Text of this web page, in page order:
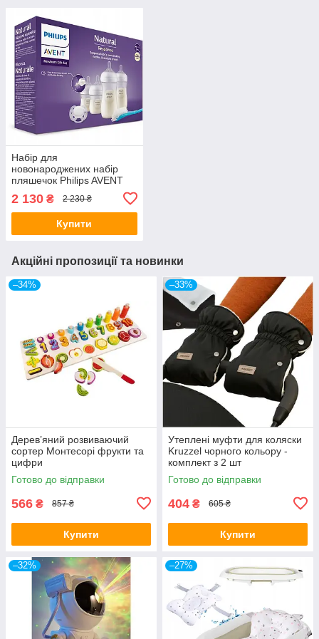
Набір для
новонароджених набір
пляшечок Philips AVENT
2 130 ₴ 2 230 ₴
Купити
Акційні пропозиції та новинки
–34%
Дерев’яний розвиваючий
сортер Монтесорі фрукти та
цифри
Готово до відправки
566 ₴ 857 ₴
Купити
–33%
Утеплені муфти для коляски
Kruzzel чорного кольору -
комплект з 2 шт
Готово до відправки
404 ₴ 605 ₴
Купити
–32% –27%